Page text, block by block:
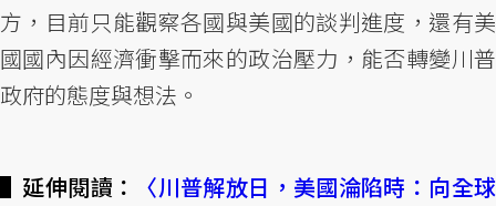
方，目前只能觀察各國與美國的談判進度，還有美
國國內因經濟衝擊而來的政治壓力，能否轉變川普
政府的態度與想法。
▌延伸閱讀：
〈川普解放日，美國淪陷時：向全球